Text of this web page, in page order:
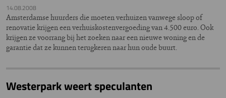
14.08.2008
Amsterdamse huurders die moeten verhuizen vanwege sloop of
renovatie krijgen een verhuiskostenvergoeding van 4.500 euro. Ook
krijgen ze voorrang bij het zoeken naar een nieuwe woning en de
garantie dat ze kunnen terugkeren naar hun oude buurt.
Westerpark weert speculanten